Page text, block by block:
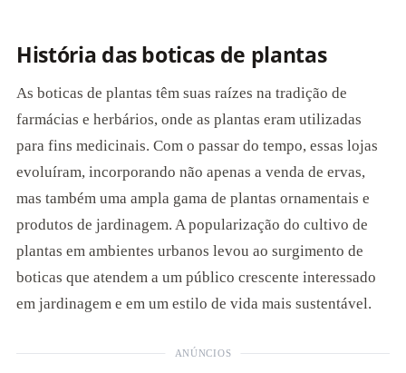
História das boticas de plantas
As boticas de plantas têm suas raízes na tradição de
farmácias e herbários, onde as plantas eram utilizadas
para fins medicinais. Com o passar do tempo, essas lojas
evoluíram, incorporando não apenas a venda de ervas,
mas também uma ampla gama de plantas ornamentais e
produtos de jardinagem. A popularização do cultivo de
plantas em ambientes urbanos levou ao surgimento de
boticas que atendem a um público crescente interessado
em jardinagem e em um estilo de vida mais sustentável.
ANÚNCIOS